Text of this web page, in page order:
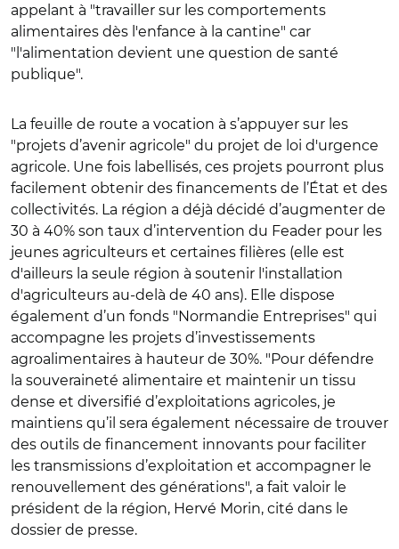
appelant à "travailler sur les comportements
alimentaires dès l'enfance à la cantine" car
"l'alimentation devient une question de santé
publique".
La feuille de route a vocation à s’appuyer sur les
"projets d’avenir agricole" du projet de loi d'urgence
agricole. Une fois labellisés, ces projets pourront plus
facilement obtenir des financements de l’État et des
collectivités. La région a déjà décidé d’augmenter de
30 à 40% son taux d’intervention du Feader pour les
jeunes agriculteurs et certaines filières (elle est
d'ailleurs la seule région à soutenir l'installation
d'agriculteurs au-delà de 40 ans). Elle dispose
également d’un fonds "Normandie Entreprises" qui
accompagne les projets d’investissements
agroalimentaires à hauteur de 30%. "Pour défendre
la souveraineté alimentaire et maintenir un tissu
dense et diversifié d’exploitations agricoles, je
maintiens qu’il sera également nécessaire de trouver
des outils de financement innovants pour faciliter
les transmissions d’exploitation et accompagner le
renouvellement des générations", a fait valoir le
président de la région, Hervé Morin, cité dans le
dossier de presse.